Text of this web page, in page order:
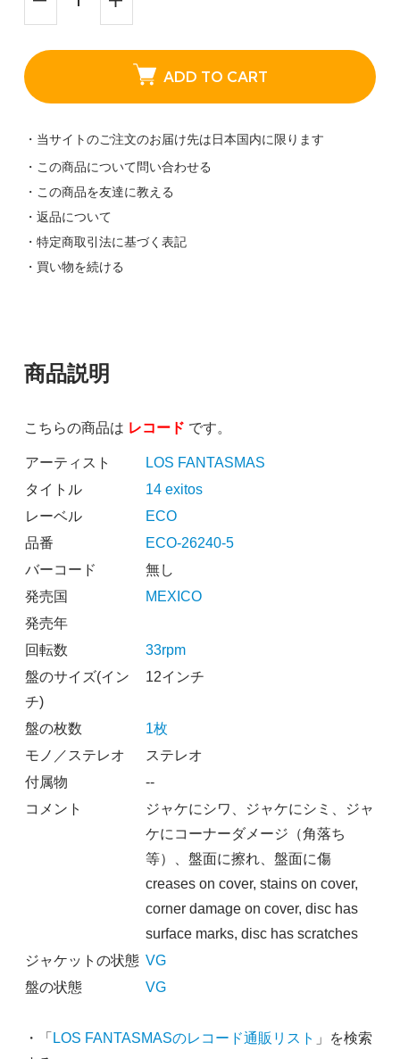
ADD TO CART
・当サイトのご注文のお届け先は日本国内に限ります
・この商品について問い合わせる
・この商品を友達に教える
・返品について
・特定商取引法に基づく表記
・買い物を続ける
商品説明
こちらの商品は レコード です。
アーティスト
LOS FANTASMAS
タイトル
14 exitos
レーベル
ECO
品番
ECO-26240-5
バーコード
無し
発売国
MEXICO
発売年
回転数
33rpm
盤のサイズ(イン
チ)
12インチ
盤の枚数
1枚
モノ／ステレオ
ステレオ
付属物
--
コメント
ジャケにシワ、ジャケにシミ、ジャ
ケにコーナーダメージ（角落ち
等）、盤面に擦れ、盤面に傷
creases on cover, stains on cover,
corner damage on cover, disc has
surface marks, disc has scratches
ジャケットの状態 VG
盤の状態
VG
・「 LOS FANTASMASのレコード通販リスト 」を検索